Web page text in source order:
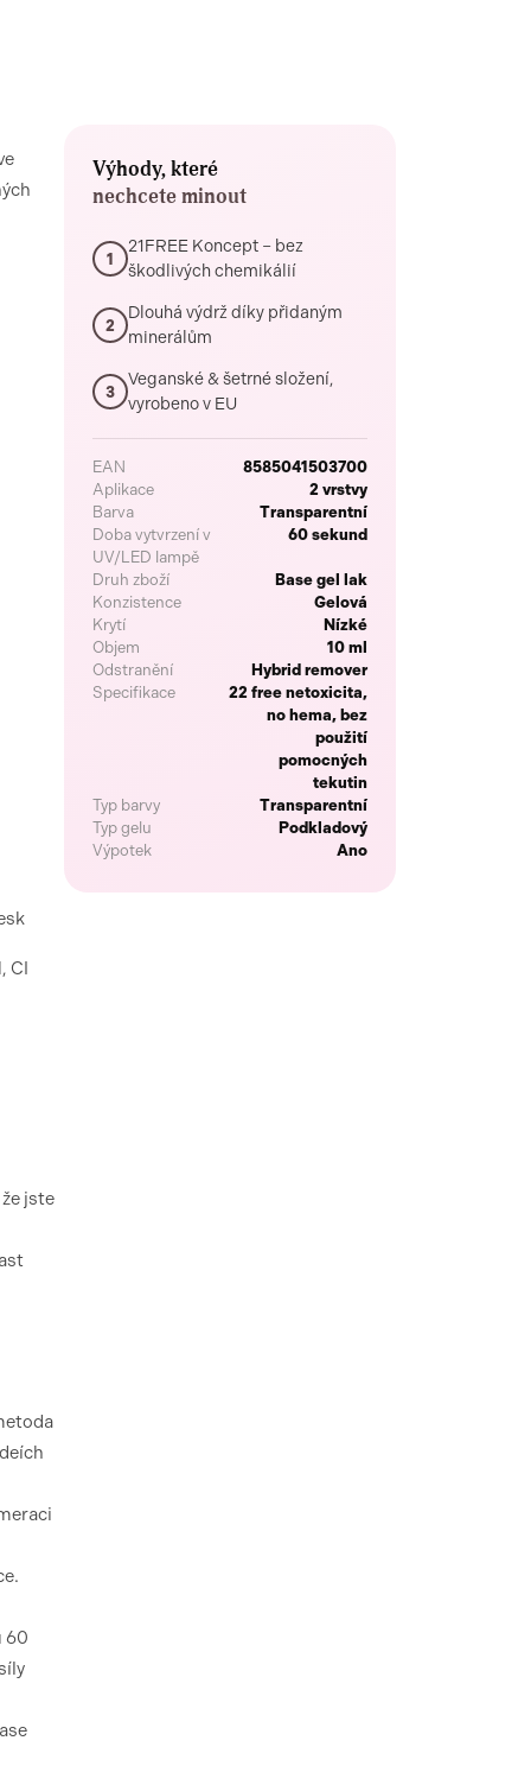
CI
jste
60
Výhody, které
nechcete minout
1
21FREE Koncept – bez
škodlivých chemikálií
2
Dlouhá výdrž díky přidaným
minerálům
3
Veganské & šetrné složení,
vyrobeno v EU
EAN
8585041503700
Aplikace
2 vrstvy
Barva
Transparentní
Doba vytvrzení v
UV/LED lampě
60 sekund
Druh zboží
Base gel lak
Konzistence
Gelová
Krytí
Nízké
Objem
10 ml
Odstranění
Hybrid remover
Specifikace
22 free netoxicita,
no hema, bez
použití
pomocných
tekutin
Typ barvy
Transparentní
Typ gelu
Podkladový
Výpotek
Ano